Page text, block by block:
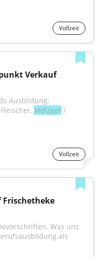
Vollzeit
Verkauf
Ausbildung:
Metzger /
Vollzeit
Frischetheke
Was uns